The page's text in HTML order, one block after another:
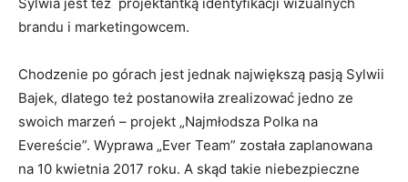
brandu i marketingowcem.
Chodzenie po górach jest jednak największą pasją Sylwii
Bajek, dlatego też postanowiła zrealizować jedno ze
swoich marzeń – projekt „Najmłodsza Polka na
Evereście”. Wyprawa „Ever Team” została zaplanowana
na 10 kwietnia 2017 roku. A skąd takie niebezpieczne